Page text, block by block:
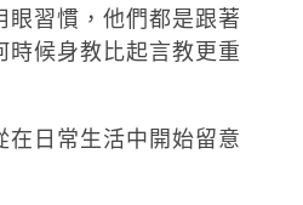
眼習慣，他們都是跟著
時候身教比起言教更重
在日常生活中開始留意